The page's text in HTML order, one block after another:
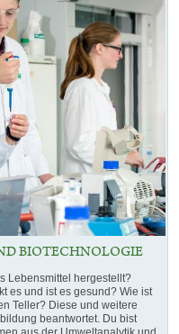
BIOTECHNOLOGIE
Lebensmittel hergestellt?
es und ist es gesund? Wie ist
Teller? Diese und weitere
beantwortet. Du bist